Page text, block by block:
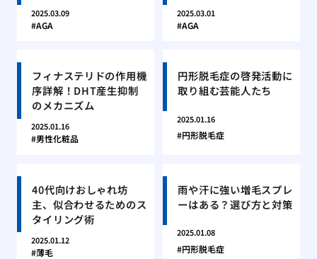
2025.03.09
AGA
2025.03.01
AGA
フィナステリドの作用機
序詳解！DHT産生抑制
のメカニズム
2025.01.16
男性化粧品
円形脱毛症の啓発活動に
取り組む芸能人たち
2025.01.16
円形脱毛症
40代向けおしゃれ坊
主、似合わせるためのス
タイリング術
2025.01.12
薄毛
雨や汗に強い増毛スプレ
ーはある？選び方と対策
2025.01.08
円形脱毛症